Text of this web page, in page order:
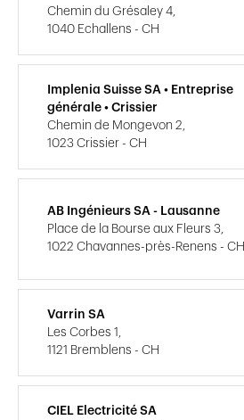
Chemin du Grésaley 4,
1040 Echallens - CH
Implenia Suisse SA • Entreprise
générale • Crissier
Chemin de Mongevon 2,
1023 Crissier - CH
AB Ingénieurs SA - Lausanne
Place de la Bourse aux Fleurs 3,
1022 Chavannes-près-Renens - CH
Varrin SA
Les Corbes 1,
1121 Bremblens - CH
CIEL Electricité SA